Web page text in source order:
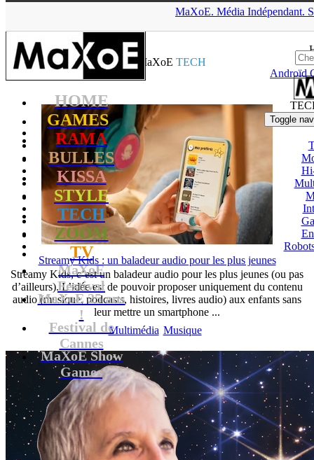
MaXoE. Média Indépendant.
HOME
GAMES
RAMA
BULLES
KISSA
STYLE
TECH
ZOOM
TV
MaXoE
Festival
MaXoE 25 ans
!
Festival de
Cannes
MaXoE Show
Games
Androïd
Toggle
News MaXoE TECH
Streamy Kids : un baladeur audio pour les plus jeunes
Streamy Kids, c’est un baladeur audio pour les plus jeunes (ou pas
d’ailleurs). L’idée est de pouvoir proposer uniquement du contenu
audio (musique, podcasts, histoires, livres audio) aux enfants sans
leur mettre un smartphone ...
Multimédia Musique